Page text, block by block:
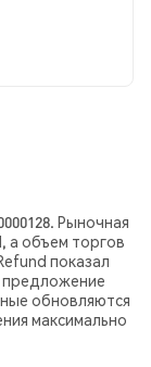
Рыночная
а объем торгов
показал
предложение
обновляются
максимально